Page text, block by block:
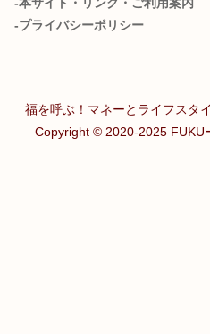
-プライバシーポリシー
福を呼ぶ！マネーとライフスタ
Copyright © 2020-2025 FUKU